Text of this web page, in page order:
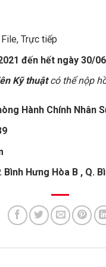
Trực tiếp
đến hết ngày 30/
Kỹ thuậtcó thể nộp
Hành Chính Nhân
Hưng Hòa B , Q.